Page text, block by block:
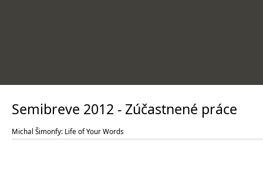
Semibreve 2012 - Zúčastnené práce
Michal Šimonfy: Life of Your Words